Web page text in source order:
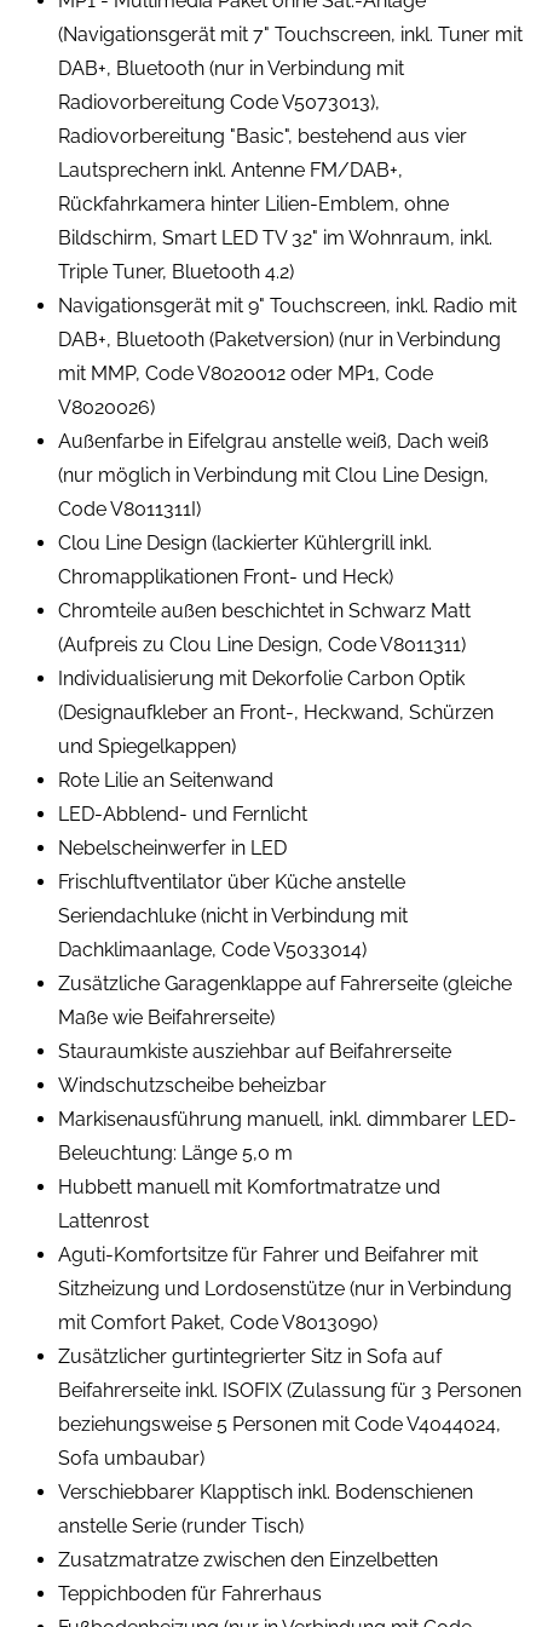
(Navigationsgerät mit 7" Touchscreen, inkl. Tuner mit
DAB+, Bluetooth (nur in Verbindung mit
Radiovorbereitung Code V5073013),
Radiovorbereitung "Basic", bestehend aus vier
Lautsprechern inkl. Antenne FM/DAB+,
Rückfahrkamera hinter Lilien-Emblem, ohne
Bildschirm, Smart LED TV 32" im Wohnraum, inkl.
Triple Tuner, Bluetooth 4.2)
Navigationsgerät mit 9" Touchscreen, inkl. Radio mit
DAB+, Bluetooth (Paketversion) (nur in Verbindung
mit MMP, Code V8020012 oder MP1, Code
V8020026)
Außenfarbe in Eifelgrau anstelle weiß, Dach weiß
(nur möglich in Verbindung mit Clou Line Design,
Code V8011311I)
Clou Line Design (lackierter Kühlergrill inkl.
Chromapplikationen Front- und Heck)
Chromteile außen beschichtet in Schwarz Matt
(Aufpreis zu Clou Line Design, Code V8011311)
Individualisierung mit Dekorfolie Carbon Optik
(Designaufkleber an Front-, Heckwand, Schürzen
und Spiegelkappen)
Rote Lilie an Seitenwand
LED-Abblend- und Fernlicht
Nebelscheinwerfer in LED
Frischluftventilator über Küche anstelle
Seriendachluke (nicht in Verbindung mit
Dachklimaanlage, Code V5033014)
Zusätzliche Garagenklappe auf Fahrerseite (gleiche
Maße wie Beifahrerseite)
Stauraumkiste ausziehbar auf Beifahrerseite
Windschutzscheibe beheizbar
Markisenausführung manuell, inkl. dimmbarer LED-
Beleuchtung: Länge 5,0 m
Hubbett manuell mit Komfortmatratze und
Lattenrost
Aguti-Komfortsitze für Fahrer und Beifahrer mit
Sitzheizung und Lordosenstütze (nur in Verbindung
mit Comfort Paket, Code V8013090)
Zusätzlicher gurtintegrierter Sitz in Sofa auf
Beifahrerseite inkl. ISOFIX (Zulassung für 3 Personen
beziehungsweise 5 Personen mit Code V4044024,
Sofa umbaubar)
Verschiebbarer Klapptisch inkl. Bodenschienen
anstelle Serie (runder Tisch)
Zusatzmatratze zwischen den Einzelbetten
Teppichboden für Fahrerhaus